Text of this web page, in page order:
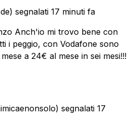
segnalati 17 minuti fa
Anch'io mi trovo bene con
i peggio, con Vodafone sono
a 24€ al mese in sei mesi!!!
segnalati 17